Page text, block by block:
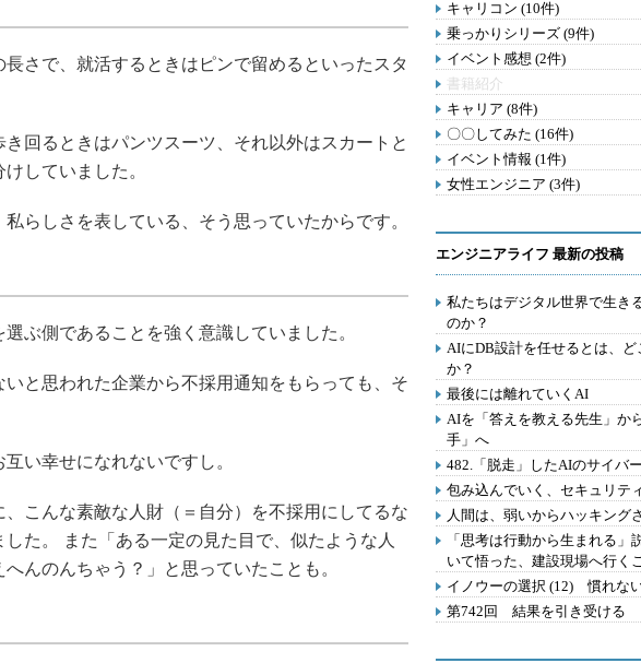
さで、就活するときはピンで留めるといったスタ
回るときはパンツスーツ、それ以外はスカートと
していました。
らしさを表している、そう思っていたからです。
ぶ側であることを強く意識していました。
と思われた企業から不採用通知をもらっても、そ
い幸せになれないですし。
こんな素敵な人財（＝自分）を不採用にしてるな
た。 また「ある一定の見た目で、似たような人
んのんちゃう？」と思っていたことも。
キャリコン (10件)
乗っかりシリーズ (9件)
イベント感想 (2件)
書籍紹介
キャリア (8件)
〇〇してみた (16件)
イベント情報 (1件)
女性エンジニア (3件)
エンジニアライフ 最新の投稿
私たちはデジタル世界で生き
のか？
AIにDB設計を任せるとは、
か？
最後には離れていくAI
AIを「答えを教える先生」か
手」へ
482.「脱走」したAIのサイバ
包み込んでいく、セキュリテ
人間は、弱いからハッキング
「思考は行動から生まれる」
いて悟った、建設現場へ行く
イノウーの選択 (12) 慣れな
第742回 結果を引き受ける